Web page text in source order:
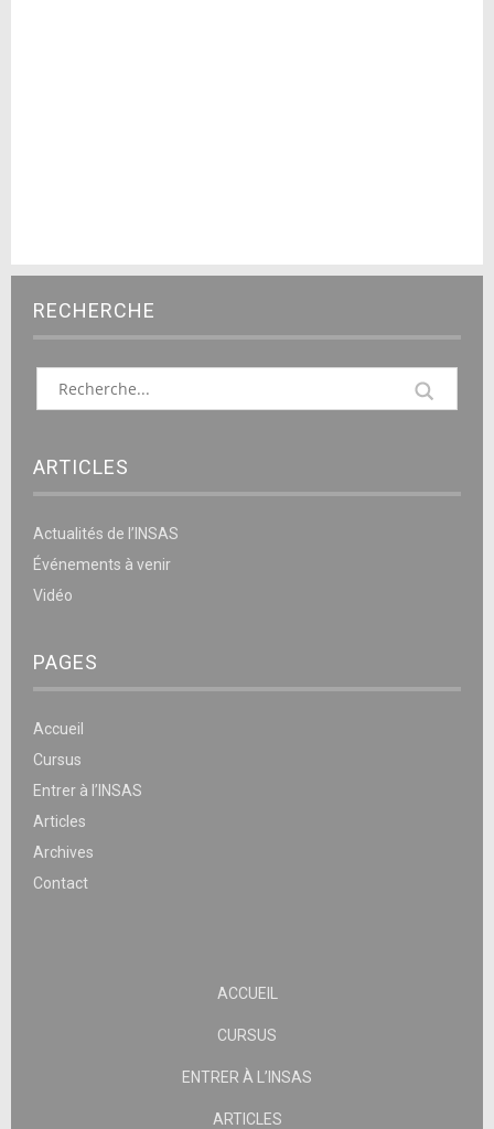
RECHERCHE
ARTICLES
Actualités de l’INSAS
Événements à venir
Vidéo
PAGES
Accueil
Cursus
Entrer à l’INSAS
Articles
Archives
Contact
ACCUEIL
CURSUS
ENTRER À L’INSAS
ARTICLES